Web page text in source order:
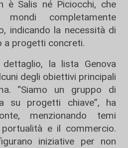
è Salis né Piciocchi, che
mondi completamente
indicando la necessità di
a progetti concreti.
la lista Genova
degli obiettivi principali
“Siamo un gruppo di
su progetti chiave”, ha
menzionando temi
e il commercio.
iniziative per non